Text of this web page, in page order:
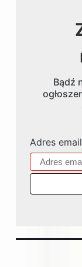
Bądź
Adres email